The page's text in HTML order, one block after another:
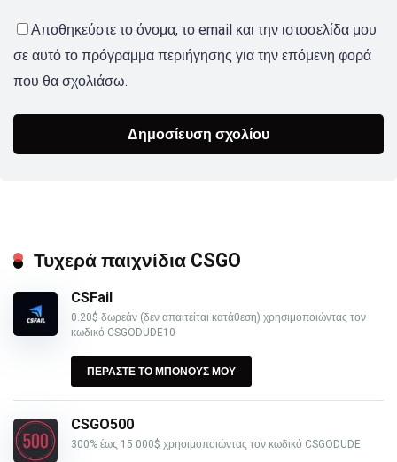
Αποθηκεύστε το όνομα, το email και την ιστοσελίδα μου
σε αυτό το πρόγραμμα περιήγησης για την επόμενη φορά
που θα σχολιάσω.
Τυχερά παιχνίδια CSGO
CSFail
0.20$ δωρεάν (δεν απαιτείται κατάθεση) χρησιμοποιώντας τον
κωδικό CSGODUDE10
ΠΕΡΑΣΤΕ ΤΟ ΜΠΟΝΟΥΣ ΜΟΥ
CSGO500
300% έως 15 000$ χρησιμοποιώντας τον κωδικό CSGODUDE